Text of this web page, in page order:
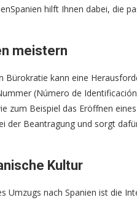
hilft Ihnen dabei, die
meistern
Bürokratie kann eine
(Número de
zum Beispiel das Eröffnen
der Beantragung und sorgt
Kultur
Umzugs nach Spanien ist die